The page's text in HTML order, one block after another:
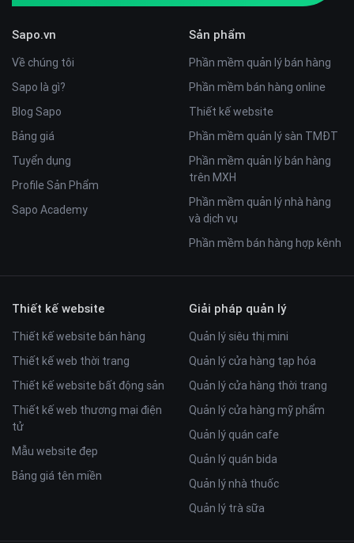
Sapo.vn
Về chúng tôi
Sapo là gì?
Blog Sapo
Bảng giá
Tuyển dụng
Profile Sản Phẩm
Sapo Academy
Sản phẩm
Phần mềm quản lý bán hàng
Phần mềm bán hàng online
Thiết kế website
Phần mềm quản lý sàn TMĐT
Phần mềm quản lý bán hàng
trên MXH
Phần mềm quản lý nhà hàng
và dịch vụ
Phần mềm bán hàng hợp kênh
Thiết kế website
Thiết kế website bán hàng
Thiết kế web thời trang
Thiết kế website bất động sản
Thiết kế web thương mại điện
tử
Mẫu website đẹp
Bảng giá tên miền
Giải pháp quản lý
Quản lý siêu thị mini
Quản lý cửa hàng tạp hóa
Quản lý cửa hàng thời trang
Quản lý cửa hàng mỹ phẩm
Quản lý quán cafe
Quản lý quán bida
Quản lý nhà thuốc
Quản lý trà sữa